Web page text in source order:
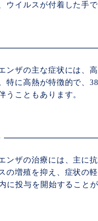
ウイルスが付着した手
ンザの主な症状には、
特に高熱が特徴的で、
うこともあります。
ンザの治療には、主に
の増殖を抑え、症状の
に投与を開始すること